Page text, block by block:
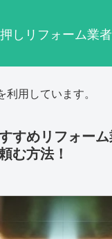
しリフォーム業
利用しています。
すめリフォー
む方法！